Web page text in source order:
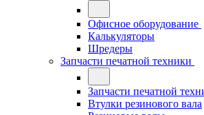
Офисное оборудование
Калькуляторы
Шредеры
Запчасти печатной техники
Запчасти печатной
Втулки резинового вала